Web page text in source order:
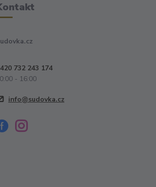
732 243 174
- 16:00
info@sudovka.cz